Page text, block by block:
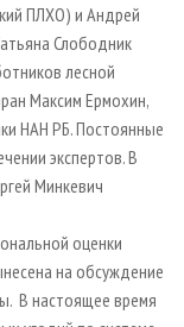
ПЛХО) и Андрей
Слободник
лесной
Максим Ермохин,
НАН РБ. Постоянные
экспертов. В
Минкевич
оценки
на обсуждение
В настоящее время